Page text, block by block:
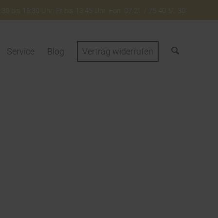
bis 16:30 Uhr. Fr bis 13:45 Uhr. Fon: 07 21 / 75 40 51 30
Service Blog Vertrag widerrufen